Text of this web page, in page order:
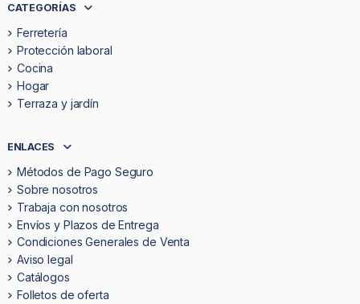
CATEGORÍAS
Ferretería
Protección laboral
Cocina
Hogar
Terraza y jardín
ENLACES
Métodos de Pago Seguro
Sobre nosotros
Trabaja con nosotros
Envíos y Plazos de Entrega
Condiciones Generales de Venta
Aviso legal
Catálogos
Folletos de oferta